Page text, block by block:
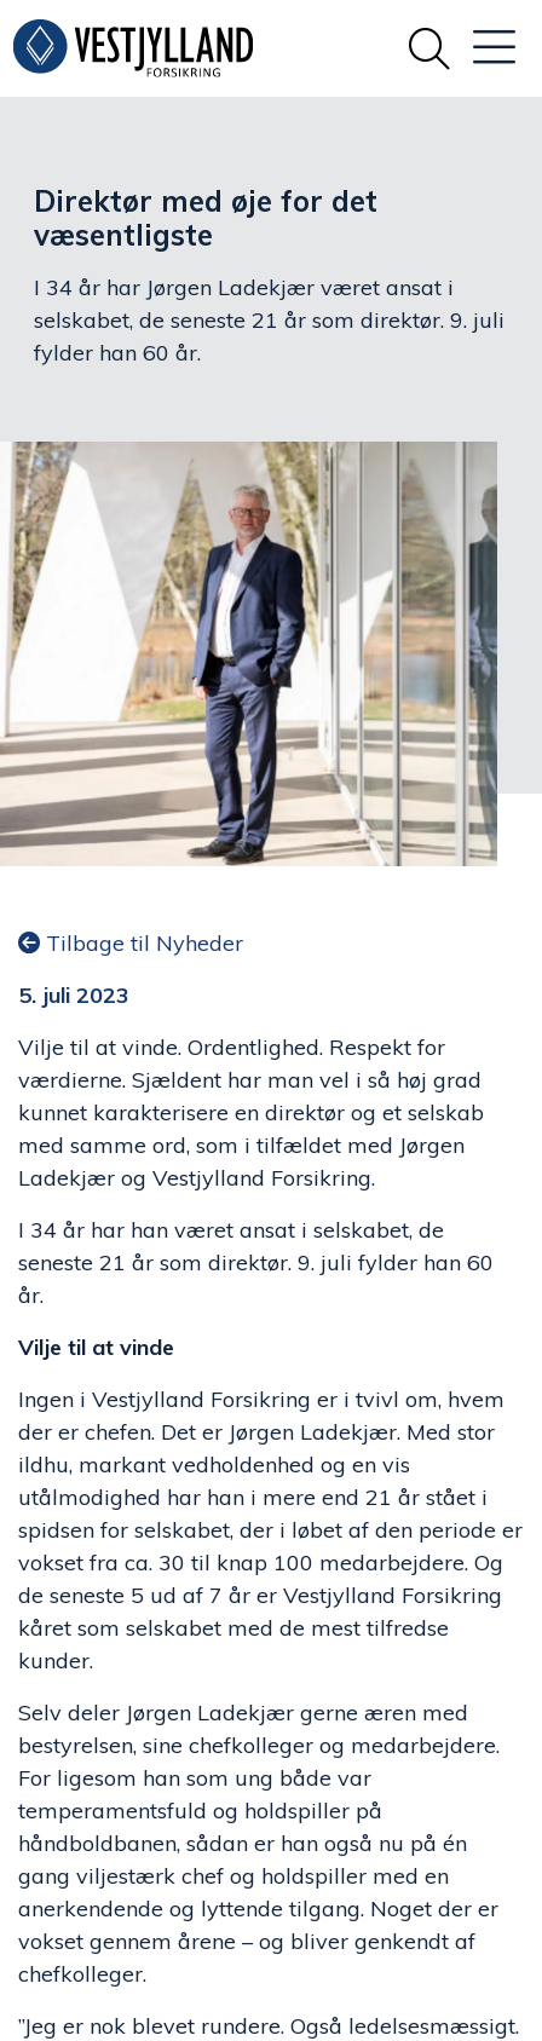
Direktør med øje for det
væsentligste
I 34 år har Jørgen Ladekjær været ansat i
selskabet, de seneste 21 år som direktør. 9. juli
fylder han 60 år.
Tilbage til Nyheder
5. juli 2023
Vilje til at vinde. Ordentlighed. Respekt for
værdierne. Sjældent har man vel i så høj grad
kunnet karakterisere en direktør og et selskab
med samme ord, som i tilfældet med Jørgen
Ladekjær og Vestjylland Forsikring.
I 34 år har han været ansat i selskabet, de
seneste 21 år som direktør. 9. juli fylder han 60
år.
Vilje til at vinde
Ingen i Vestjylland Forsikring er i tvivl om, hvem
der er chefen. Det er Jørgen Ladekjær. Med stor
ildhu, markant vedholdenhed og en vis
utålmodighed har han i mere end 21 år stået i
spidsen for selskabet, der i løbet af den periode er
vokset fra ca. 30 til knap 100 medarbejdere. Og
de seneste 5 ud af 7 år er Vestjylland Forsikring
kåret som selskabet med de mest tilfredse
kunder.
Selv deler Jørgen Ladekjær gerne æren med
bestyrelsen, sine chefkolleger og medarbejdere.
For ligesom han som ung både var
temperamentsfuld og holdspiller på
håndboldbanen, sådan er han også nu på én
gang viljestærk chef og holdspiller med en
anerkendende og lyttende tilgang. Noget der er
vokset gennem årene – og bliver genkendt af
chefkolleger.
”Jeg er nok blevet rundere. Også ledelsesmæssigt.